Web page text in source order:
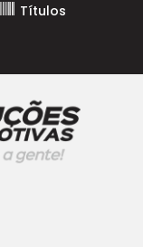
Títulos